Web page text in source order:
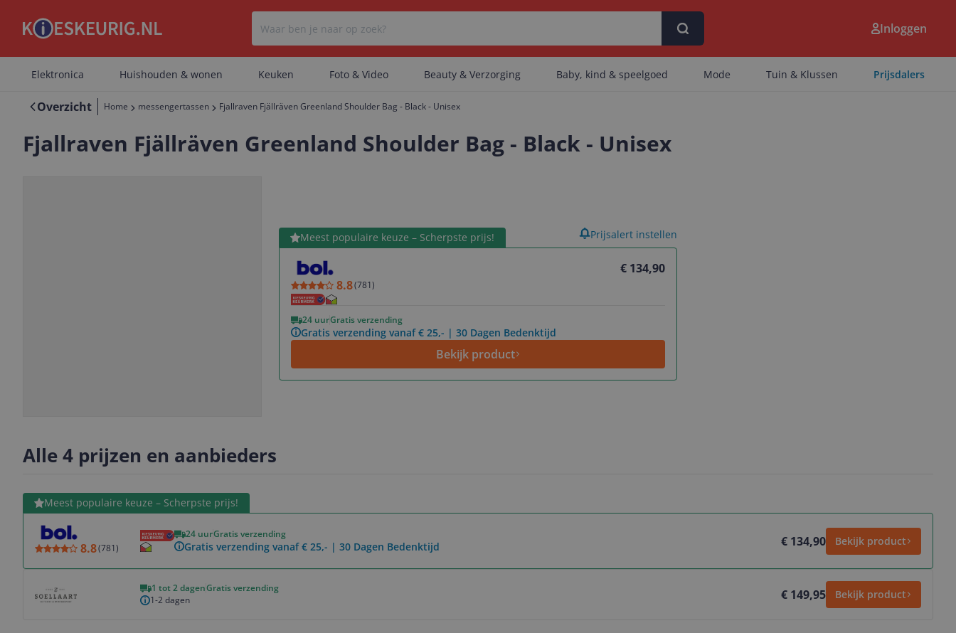
Er zijn geen categorieën gevonden.
Er zijn geen artikelen gevonden.
Inloggen
Elektronica Huishouden & wonen Keuken Foto & Video Beauty & Verzorging Baby, kind & speelgoed Mode Tuin & Klussen Prijsdalers
Overzicht Home messengertassen Fjallraven Fjällräven Greenland Shoulder Bag - Black - Unisex
Fjallraven Fjällräven Greenland Shoulder Bag - Black - Unisex
Meest populaire keuze – Scherpste prijs!
€ 134,90
8.8(781)
24 uurGratis verzending
Gratis verzending vanaf € 25,- | 30 Dagen Bedenktijd
Bekijk product
Bekijk product Prijsalert instellen
Alle 4 prijzen en aanbieders
Meest populaire keuze – Scherpste prijs!
8.8(781)
24 uurGratis verzending
Gratis verzending vanaf € 25,- | 30 Dagen Bedenktijd € 134,90 Bekijk product
Bekijk product
1 tot 2 dagenGratis verzending
1-2 dagen
€ 149,95 Bekijk product